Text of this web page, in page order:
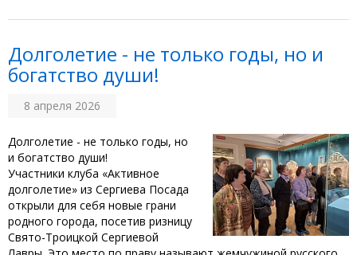
Долголетие - не только годы, но и
богатство души! ‎
8 апреля 2026
Долголетие - не только годы, но
и богатство души! ‎
Участники клуба «Активное
долголетие» из Сергиева Посада
открыли для себя новые грани
родного города, посетив ризницу
Свято-Троицкой Сергиевой